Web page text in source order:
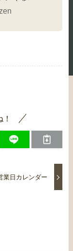
業日カレンダー